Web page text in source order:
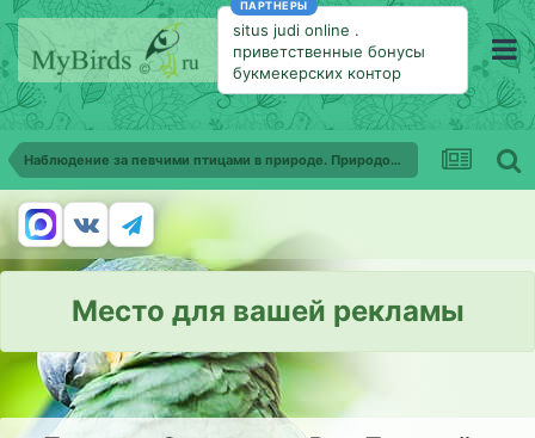
ПАРТНЕРЫ
situs judi online .
приветственные бонусы
букмекерских контор
Наблюдение за певчими птицами в природе. Природоохранные мероприятия
Место для вашей рекламы